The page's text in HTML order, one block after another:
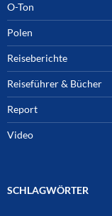
O-Ton
Polen
Reiseberichte
Reiseführer & Bücher
Report
Video
SCHLAGWÖRTER